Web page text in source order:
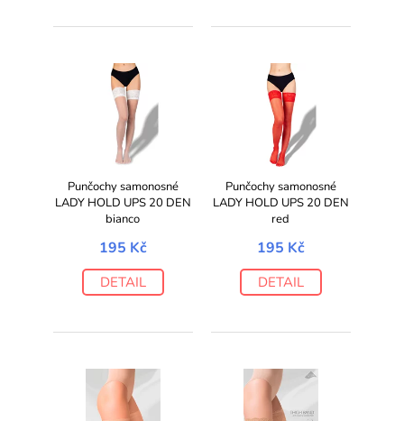
Punčochy samonosné
LADY HOLD UPS 20 DEN
bianco
195 Kč
DETAIL
Punčochy samonosné
LADY HOLD UPS 20 DEN
red
195 Kč
DETAIL